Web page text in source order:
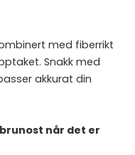
med fiberrikt
Snakk med
akkurat din
når det er